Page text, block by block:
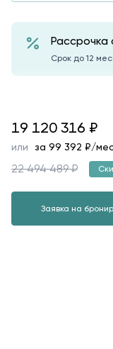
Рассрочка
Срок до 12
19120316
19 120 316 ₽
или за 99 392 ₽/
22 494 489 ₽
Заявка на